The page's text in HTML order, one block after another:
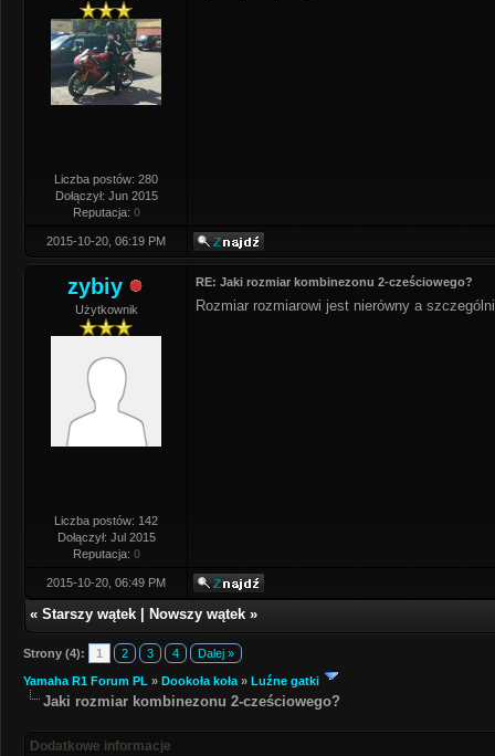
Liczba postów: 280
Dołączył: Jun 2015
Reputacja: 0
2015-10-20, 06:19 PM
zybiy
Użytkownik
Liczba postów: 142
Dołączył: Jul 2015
Reputacja: 0
RE: Jaki rozmiar kombinezonu 2-cześciowego?
Rozmiar rozmiarowi jest nierówny a
2015-10-20, 06:49 PM
« Starszy wątek Nowszy wątek »
Strony (4): 1 2 3 4 Dalej »
Yamaha R1 Forum PL » Dookoła koła » Luźne gatki
Jaki rozmiar kombinezonu 2-cześciowego?
Dodatkowe informacje